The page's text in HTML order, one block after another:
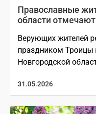
Православные
области
Верующих жителей
праздником Троицы
Новгородской
31.05.2026